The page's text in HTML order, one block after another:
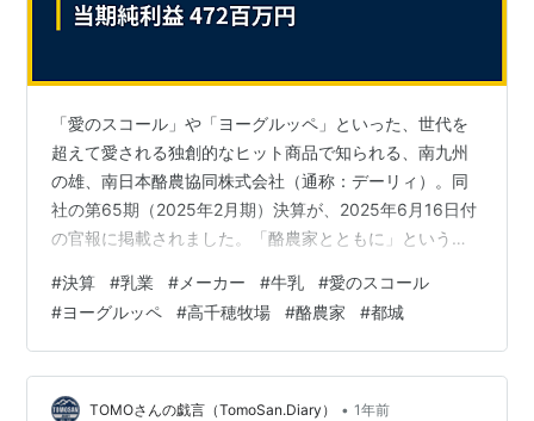
「愛のスコール」や「ヨーグルッペ」といった、世代を
超えて愛される独創的なヒット商品で知られる、南九州
の雄、南日本酪農協同株式会社（通称：デーリィ）。同
社の第65期（2025年2月期）決算が、2025年6月16日付
の官報に掲載されました。「酪農家とともに」という創
続ける同社の強固な経営状況と、そのブランド戦略の神
髄に深く迫ります。 20250228_65_南日本酪農協同決算
第65期 決算のポイント（単位：百万円）資産合計:
19,617百万円 (約196.2億円) 負債合計: 13,010百万円 (約
130.1億円) 純資産合計: 6,607百…
#決算 #乳業 # メーカー #牛乳 #愛のスコール
#ヨーグルッペ #高千穂牧場 #酪農家 #都城
TOMOさんの戯言（TomoSan.Diary） • 1年前